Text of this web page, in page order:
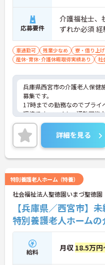
応募要件
介護福祉士、
ずれか必須 経
車通勤可 残業少なめ 寮・借り上げ
産休･育休･介護休暇取得実績あり
社
兵庫県西宮市の介護老人保健
募集です。
17時までの勤務なのでプライ
環境です。マイカー通勤可能
快適♪
ご興味のある方は、面接のポ
のでお気軽にお問い合せくだ
詳細を見る
特別養護老人ホーム（特養）
社会福祉法人聖徳園いまづ聖徳園
【兵庫県／西宮市】
特別養護老人ホーム
給料 月収 18.5万